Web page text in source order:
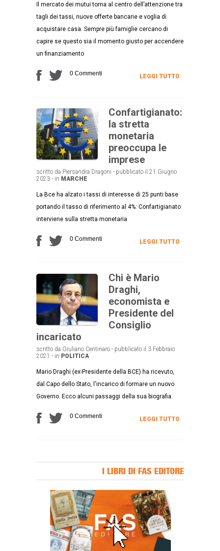
Il mercato dei mutui torna al centro dell’attenzione tra
tagli dei tassi, nuove offerte bancarie e voglia di
acquistare casa. Sempre più famiglie cercano di
capire se questo sia il momento giusto per accendere
un finanziamento
0 Commenti LEGGI TUTTO
Confartigianato:
la stretta
monetaria
preoccupa le
imprese
scritto da Piersandra Dragoni - pubblicato il 21 Giugno
2023 - in MARCHE
La Bce ha alzato i tassi di interesse di 25 punti base
portando il tasso di riferimento al 4%: Confartigianato
interviene sulla stretta monetaria
0 Commenti LEGGI TUTTO
Chi è Mario
Draghi,
economista e
Presidente del
Consiglio
incaricato
scritto da Giuliano Centinaro - pubblicato il 3 Febbraio
2021 - in POLITICA
Mario Draghi (ex-Presidente della BCE) ha ricevuto,
dal Capo dello Stato, l'incarico di formare un nuovo
Governo. Ecco alcuni passaggi della sua biografia.
0 Commenti LEGGI TUTTO
I LIBRI DI FAS EDITORE